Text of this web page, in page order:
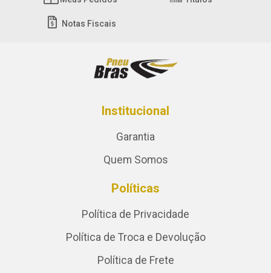
Notas Fiscais
Institucional
Garantia
Quem Somos
Políticas
Política de Privacidade
Política de Troca e Devolução
Política de Frete